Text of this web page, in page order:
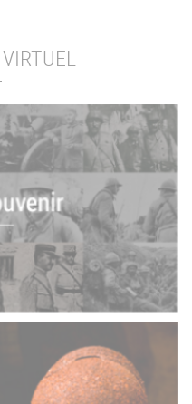
VIRTUEL